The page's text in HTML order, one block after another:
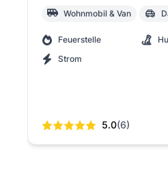
Wohnmobil & Van
Feuerstelle
Strom
5.0(6)